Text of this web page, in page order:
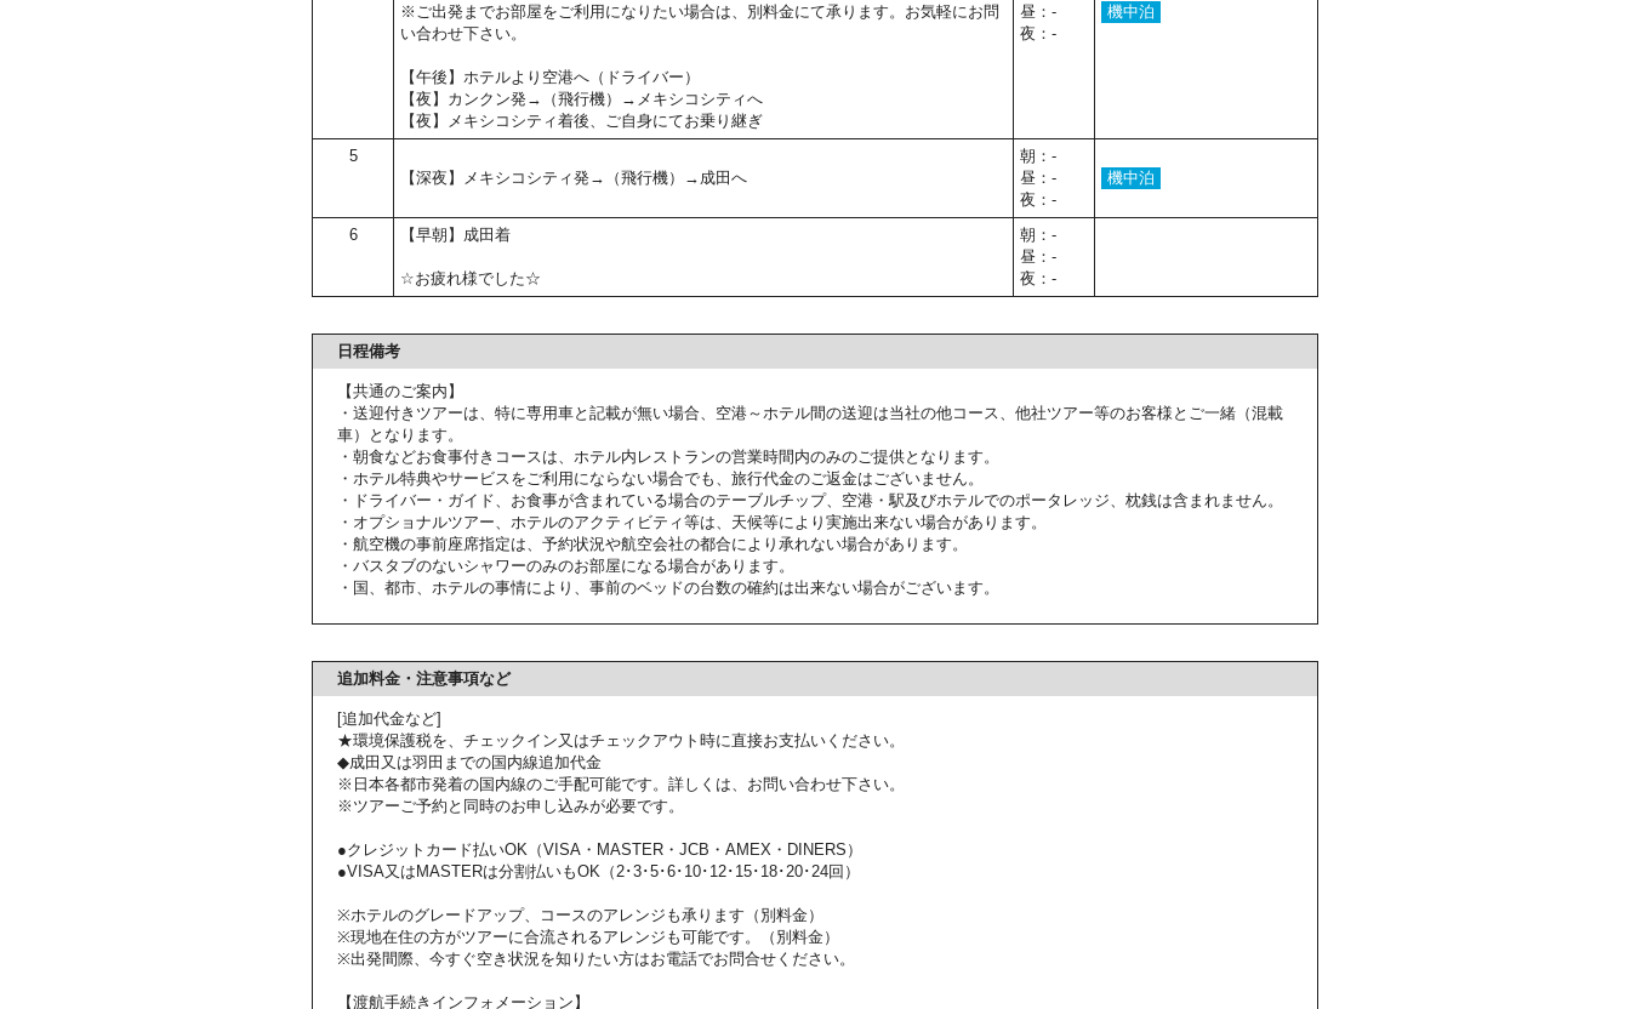
※ご出発までお部屋をご利用になりたい場合は、別料金にて承ります。お気軽にお問
い合わせ下さい。
【午後】ホテルより空港へ（ドライバー）
【夜】カンクン発→（飛行機）→メキシコシティへ
【夜】メキシコシティ着後、ご自身にてお乗り継ぎ
昼：-
夜：-
機中泊
5
【深夜】メキシコシティ発→（飛行機）→成田へ
朝：-
昼：-
夜：-
機中泊
6 【早朝】成田着
☆お疲れ様でした☆
朝：-
昼：-
夜：-
日程備考
【共通のご案内】
・送迎付きツアーは、特に専用車と記載が無い場合、空港～ホテル間の送迎は当社の他コース、他社ツアー等のお客様とご一緒（混載
車）となります。
・朝食などお食事付きコースは、ホテル内レストランの営業時間内のみのご提供となります。
・ホテル特典やサービスをご利用にならない場合でも、旅行代金のご返金はございません。
・ドライバー・ガイド、お食事が含まれている場合のテーブルチップ、空港・駅及びホテルでのポータレッジ、枕銭は含まれません。
・オプショナルツアー、ホテルのアクティビティ等は、天候等により実施出来ない場合があります。
・航空機の事前座席指定は、予約状況や航空会社の都合により承れない場合があります。
・バスタブのないシャワーのみのお部屋になる場合があります。
・国、都市、ホテルの事情により、事前のベッドの台数の確約は出来ない場合がございます。
追加料金・注意事項など
[追加代金など]
★環境保護税を、チェックイン又はチェックアウト時に直接お支払いください。
◆成田又は羽田までの国内線追加代金
※日本各都市発着の国内線のご手配可能です。詳しくは、お問い合わせ下さい。
※ツアーご予約と同時のお申し込みが必要です。
●クレジットカード払いOK（VISA・MASTER・JCB・AMEX・DINERS）
●VISA又はMASTERは分割払いもOK（2･3･5･6･10･12･15･18･20･24回）
※ホテルのグレードアップ、コースのアレンジも承ります（別料金）
※現地在住の方がツアーに合流されるアレンジも可能です。（別料金）
※出発間際、今すぐ空き状況を知りたい方はお電話でお問合せください。
【渡航手続きインフォメーション】